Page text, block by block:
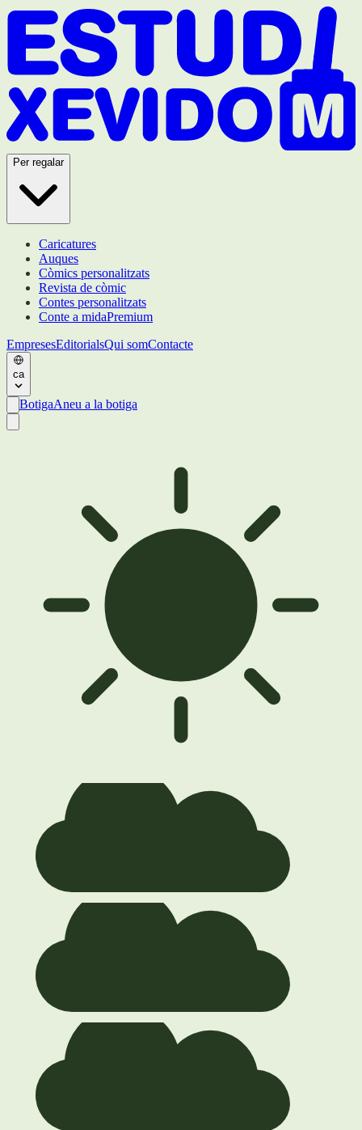
Per regalar
Caricatures
Auques
Còmics personalitzats
Revista de còmic
Contes personalitzats
Conte a midaPremium
EmpresesEditorialsQui somContacte
ca
BotigaAneu a la botiga